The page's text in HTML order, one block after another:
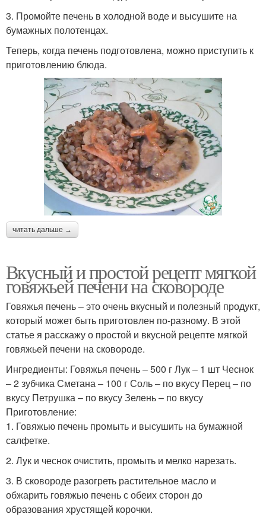
3. Промойте печень в холодной воде и высушите на
бумажных полотенцах.
Теперь, когда печень подготовлена, можно приступить к
приготовлению блюда.
читать дальше →
Вкусный и простой рецепт мягкой
говяжьей печени на сковороде
Говяжья печень – это очень вкусный и полезный продукт,
который может быть приготовлен по-разному. В этой
статье я расскажу о простой и вкусной рецепте мягкой
говяжьей печени на сковороде.
Ингредиенты: Говяжья печень – 500 г Лук – 1 шт Чеснок
– 2 зубчика Сметана – 100 г Соль – по вкусу Перец – по
вкусу Петрушка – по вкусу Зелень – по вкусу
Приготовление:
1. Говяжью печень промыть и высушить на бумажной
салфетке.
2. Лук и чеснок очистить, промыть и мелко нарезать.
3. В сковороде разогреть растительное масло и
обжарить говяжью печень с обеих сторон до
образования хрустящей корочки.